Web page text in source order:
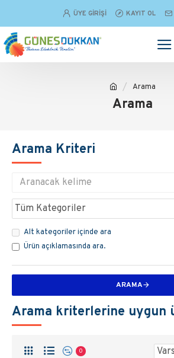
ÜYE GIRIŞI KAYIT OL
Arama
Arama
Arama Kriteri
Alt kategoriler içinde ara
Ürün açıklamasında ara.
ARAMA
Arama kriterlerine uygun
0